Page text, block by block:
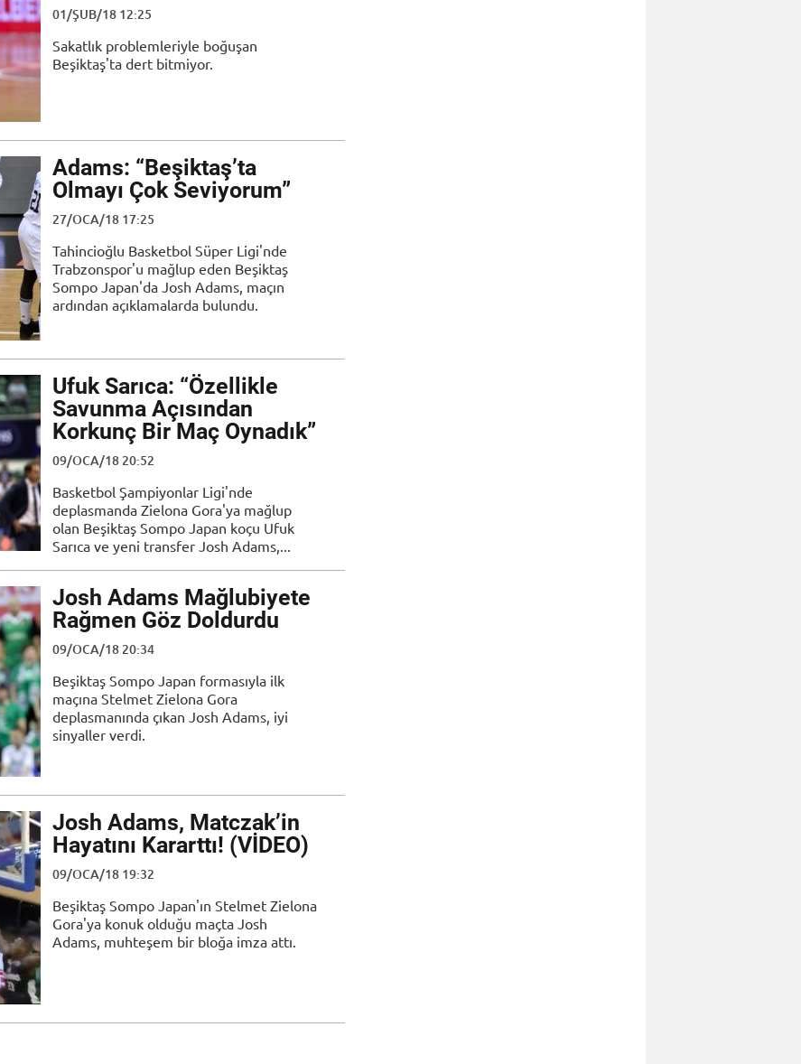
01/ŞUB/18 12:25
Sakatlık problemleriyle boğuşan
Beşiktaş'ta dert bitmiyor.
Adams: “Beşiktaş’ta
Olmayı Çok Seviyorum”
27/OCA/18 17:25
Tahincioğlu Basketbol Süper Ligi'nde
Trabzonspor'u mağlup eden Beşiktaş
Sompo Japan'da Josh Adams, maçın
ardından açıklamalarda bulundu.
Ufuk Sarıca: “Özellikle
Savunma Açısından
Korkunç Bir Maç Oynadık”
09/OCA/18 20:52
Basketbol Şampiyonlar Ligi'nde
deplasmanda Zielona Gora'ya mağlup
olan Beşiktaş Sompo Japan koçu Ufuk
Sarıca ve yeni transfer Josh Adams,...
Josh Adams Mağlubiyete
Rağmen Göz Doldurdu
09/OCA/18 20:34
Beşiktaş Sompo Japan formasıyla ilk
maçına Stelmet Zielona Gora
deplasmanında çıkan Josh Adams, iyi
sinyaller verdi.
Josh Adams, Matczak’in
Hayatını Kararttı! (VİDEO)
09/OCA/18 19:32
Beşiktaş Sompo Japan'ın Stelmet Zielona
Gora'ya konuk olduğu maçta Josh
Adams, muhteşem bir bloğa imza attı.